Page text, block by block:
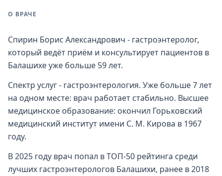
О ВРАЧЕ
Спирин Борис Александрович - гастроэнтеролог,
который ведёт приём и консультирует пациентов в
Балашихе уже больше 59 лет.
Спектр услуг - гастроэнтерология. Уже больше 7 лет
на одном месте: врач работает стабильно. Высшее
медицинское образование: окончил Горьковский
медицинский институт имени С. М. Кирова в 1967
году.
В 2025 году врач попал в ТОП-50 рейтинга среди
лучших гастроэнтерологов Балашихи, ранее в 2018